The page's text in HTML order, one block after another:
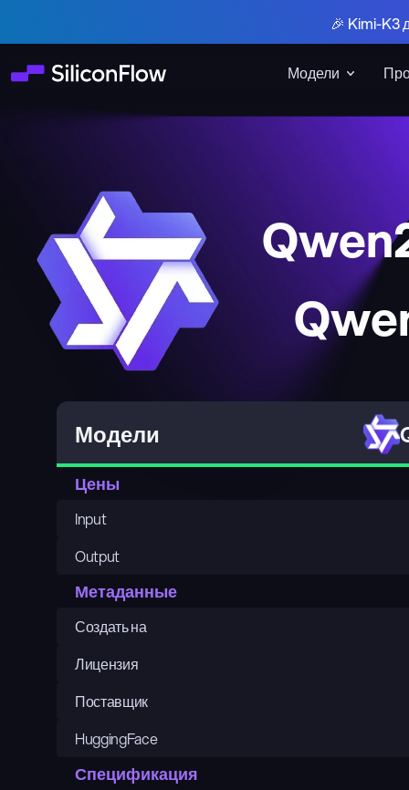
Модели
🎉 Kimi-K3
Модели
Цены
Input
Output
Метаданные
Создать на
Лицензия
Поставщик
HuggingFace
Спецификация